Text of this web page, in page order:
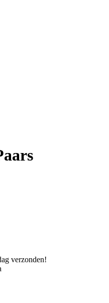
verzonden!